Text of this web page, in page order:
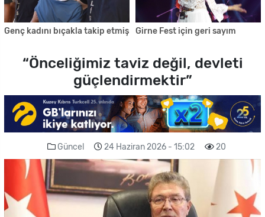
Genç kadını bıçakla takip etmiş Girne Fest için geri sayım
“Önceliğimiz taviz değil, devleti
güçlendirmektir”
Güncel 24 Haziran 2026 - 15:02 20